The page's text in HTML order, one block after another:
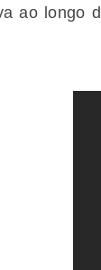
ao longo